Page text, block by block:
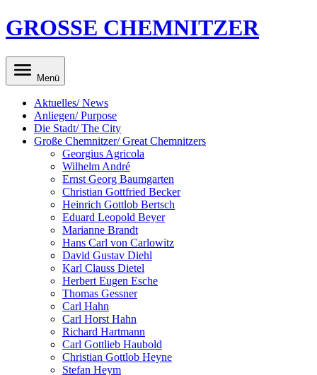
GROSSE CHEMNITZER
Menü
Aktuelles/ News
Anliegen/ Purpose
Die Stadt/ The City
Große Chemnitzer/ Great Chemnitzers
Georgius Agricola
Wilhelm André
Ernst Georg Baumgarten
Christian Gottfried Becker
Heinrich Gottlob Bertsch
Eduard Leopold Beyer
Marianne Brandt
Hans Carl von Carlowitz
David Gustav Diehl
Karl Clauss Dietel
Herbert Eugen Esche
Thomas Gessner
Carl Hahn
Carl Horst Hahn
Richard Hartmann
Carl Gottlieb Haubold
Christian Gottlob Heyne
Stefan Heym